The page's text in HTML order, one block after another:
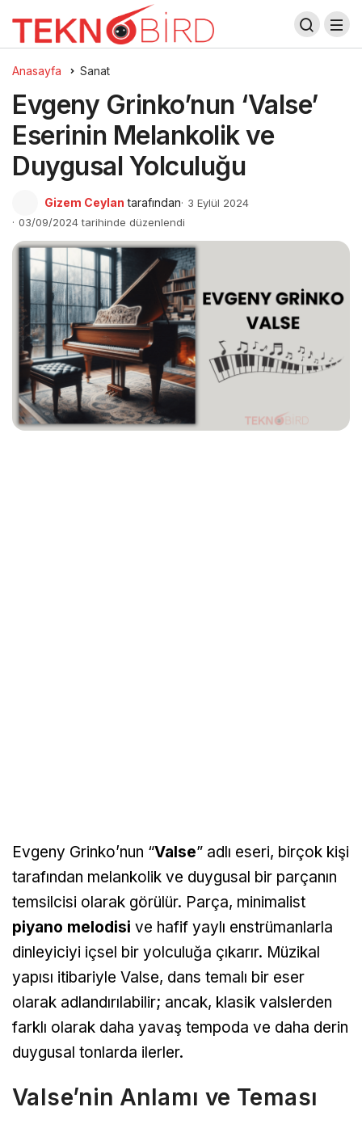
Anasayfa Sanat
Evgeny Grinko’nun ‘Valse’
Eserinin Melankolik ve
Duygusal Yolculuğu
Gizem Ceylan tarafından
3 Eylül 2024
03/09/2024 tarihinde düzenlendi
Evgeny Grinko’nun “Valse” adlı eseri, birçok kişi
tarafından melankolik ve duygusal bir parçanın
temsilcisi olarak görülür. Parça, minimalist
piyano melodisi ve hafif yaylı enstrümanlarla
dinleyiciyi içsel bir yolculuğa çıkarır. Müzikal
yapısı itibariyle Valse, dans temalı bir eser
olarak adlandırılabilir; ancak, klasik valslerden
farklı olarak daha yavaş tempoda ve daha derin
duygusal tonlarda ilerler.
Valse’nin Anlamı ve Teması